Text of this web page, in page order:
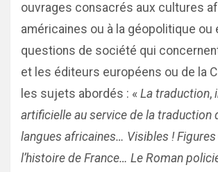
ouvrages consacrés aux cultures
américaines ou à la géopolitique ou
questions de société qui
et les éditeurs européens ou de la
les sujets abordés : « La traduction,
artificielle au service de la traduction
langues africaines… Visibles !
l’histoire de France… Le Roman